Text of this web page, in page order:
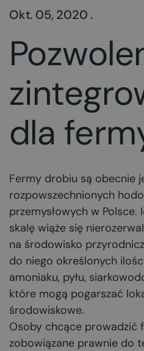
Okt. 05, 2020 .
dla
Fermy drobiu są obecnie
rozpowszechnionych
przemysłowych w Polsce.
skalę wiąże się
na środowisko
do niego określonych
amoniaku, pyłu,
które mogą pogarszać
środowiskowe.
Osoby chcące prowadzić
zobowiązane prawnie do